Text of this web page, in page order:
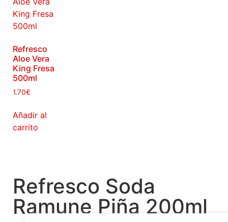
Refresco
Aloe Vera
King Fresa
500ml
1.70€
Añadir al
carrito
Refresco Soda
Ramune Piña 200ml